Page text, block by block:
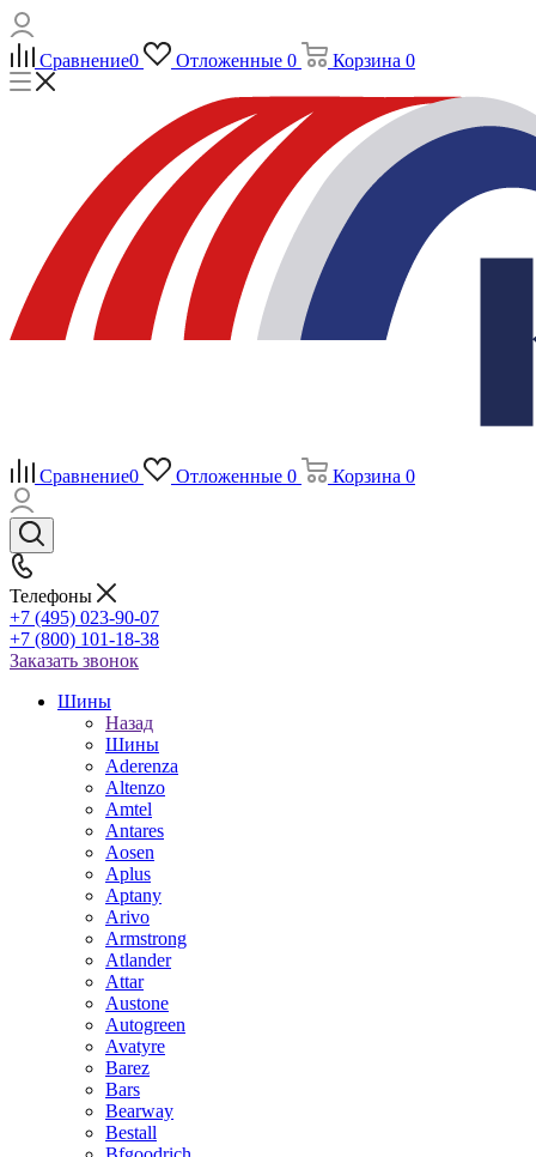
Сравнение0 Отложенные 0 Корзина 0
Сравнение0 Отложенные 0 Корзина 0
Телефоны
+7 (495) 023-90-07
+7 (800) 101-18-38
Заказать звонок
Шины
Назад
Шины
Aderenza
Altenzo
Amtel
Antares
Aosen
Aplus
Aptany
Arivo
Armstrong
Atlander
Attar
Austone
Autogreen
Avatyre
Barez
Bars
Bearway
Bestall